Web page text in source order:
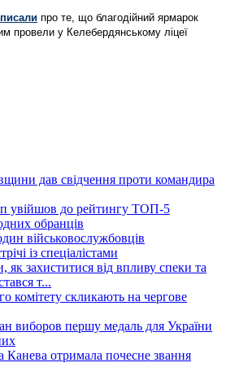
писали про те, що благодійний ярмарок
провели у Келебердянському ліцеї
дав свідчення проти командира
увійшов до рейтингу ТОП-5
обранців
військовослужбовців
із спеціалістами
як захиститися від впливу спеки та
т...
комітету скликають на чергове
виборов першу медаль для України
отримала почесне звання